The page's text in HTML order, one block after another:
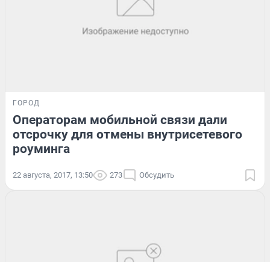
ГОРОД
Операторам мобильной связи дали
отсрочку для отмены внутрисетевого
роуминга
22 августа, 2017, 13:50 273 Обсудить